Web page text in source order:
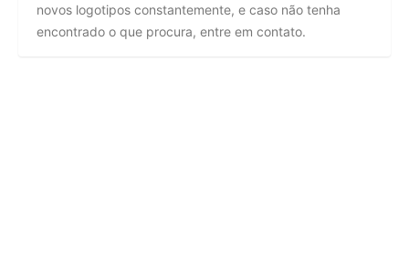
novos logotipos constantemente, e caso não tenha
encontrado o que procura, entre em contato.